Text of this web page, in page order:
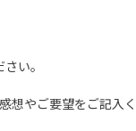
い。
想やご要望をご記入く